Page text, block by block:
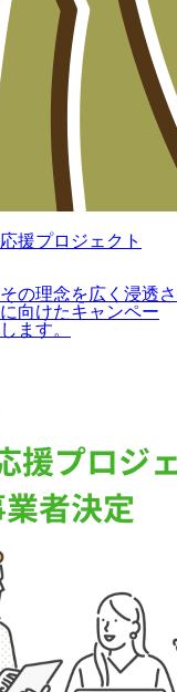
援プロジェクト
の理念を広く浸透さ
向けたキャンペー
ます。